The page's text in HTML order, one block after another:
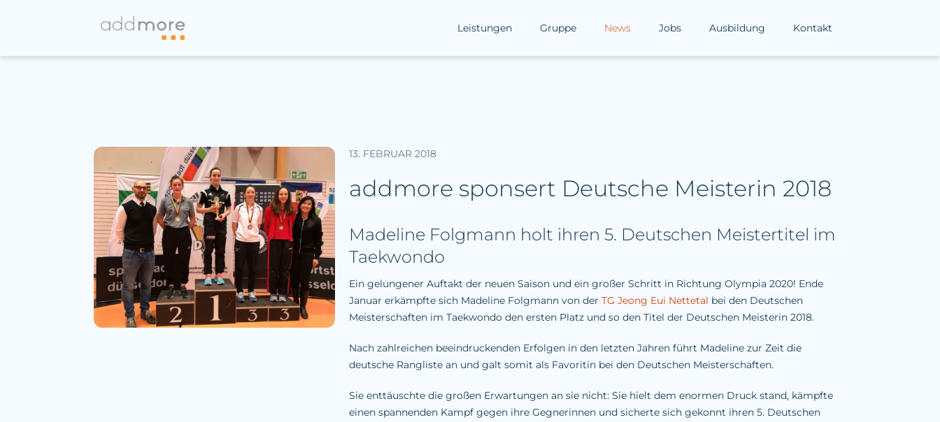
Leistungen Gruppe News Jobs Ausbildung Kontakt
13. FEBRUAR 2018
addmore sponsert Deutsche Meisterin 2018
Madeline Folgmann holt ihren 5. Deutschen Meistertitel im
Taekwondo
Ein gelungener Auftakt der neuen Saison und ein großer Schritt in Richtung Olympia 2020! Ende
Januar erkämpfte sich Madeline Folgmann von derTG Jeong Eui Nettetal bei den Deutschen
Meisterschaften im Taekwondo den ersten Platz und so den Titel der Deutschen Meisterin 2018.
Nach zahlreichen beeindruckenden Erfolgen in den letzten Jahren führt Madeline zur Zeit die
deutsche Rangliste an und galt somit als Favoritin bei den Deutschen Meisterschaften.
Sie enttäuschte die großen Erwartungen an sie nicht: Sie hielt dem enormen Druck stand, kämpfte
einen spannenden Kampf gegen ihre Gegnerinnen und sicherte sich gekonnt ihren 5. Deutschen